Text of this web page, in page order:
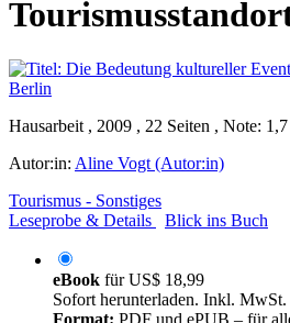
Hausarbeit , 2009 , 22 Seiten , Note: 1,7
Autor:in: Aline Vogt (Autor:in)
Tourismus - Sonstiges
Leseprobe & Details
Blick ins Buch
eBook fürUS$ 18,99
Sofort herunterladen. Inkl. MwSt.
Format: PDF und ePUB – für